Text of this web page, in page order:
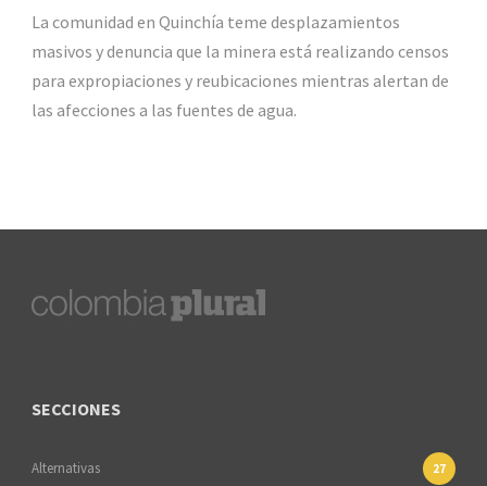
La comunidad en Quinchía teme desplazamientos
masivos y denuncia que la minera está realizando censos
para expropiaciones y reubicaciones mientras alertan de
las afecciones a las fuentes de agua.
SECCIONES
Alternativas 27